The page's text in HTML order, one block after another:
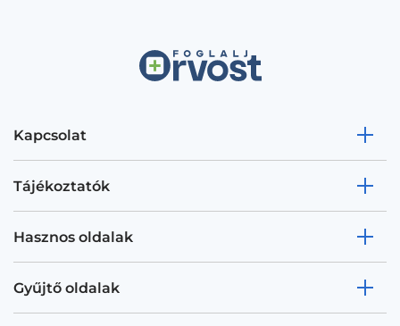
Kapcsolat
Tájékoztatók
Hasznos oldalak
Gyűjtő oldalak